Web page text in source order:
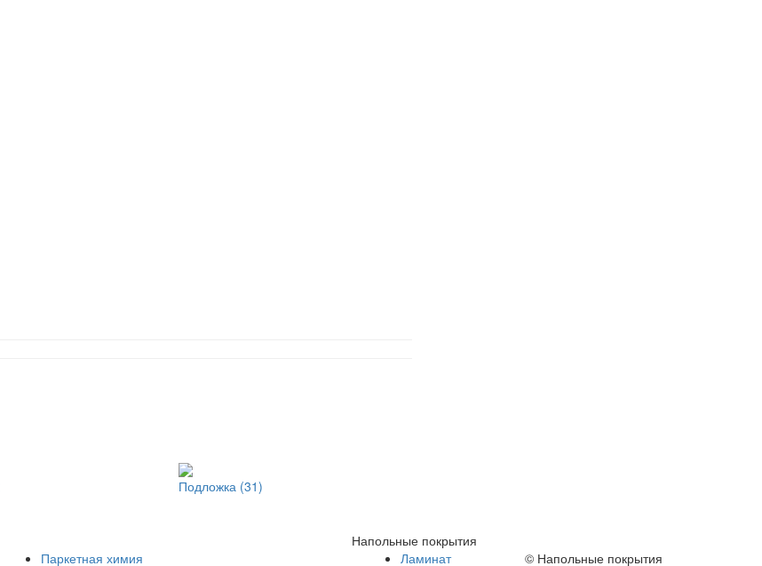
Подложка (31)
Напольные покрытия
Паркетная химия Ламинат © Напольные покрытия